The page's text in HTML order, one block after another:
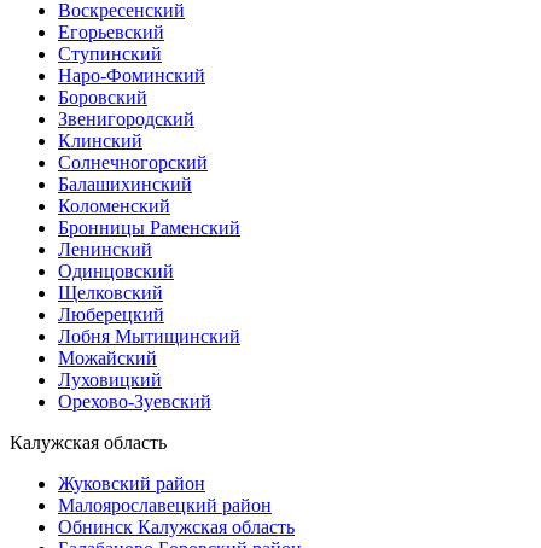
Воскресенский
Егорьевский
Ступинский
Наро-Фоминский
Боровский
Звенигородский
Клинский
Солнечногорский
Балашихинский
Коломенский
Бронницы Раменский
Ленинский
Одинцовский
Щелковский
Люберецкий
Лобня Мытищинский
Можайский
Луховицкий
Орехово-Зуевский
Калужская область
Жуковский район
Малоярославецкий район
Обнинск Калужская область